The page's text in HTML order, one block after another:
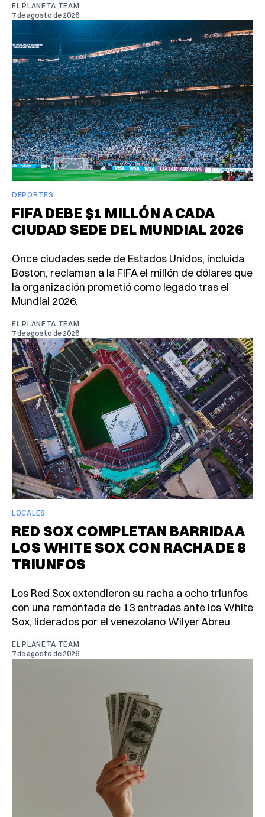
EL PLANETA TEAM
7 de agosto de 2026
DEPORTES
FIFA DEBE $1 MILLÓN A CADA
CIUDAD SEDE DEL MUNDIAL 2026
Once ciudades sede de Estados Unidos, incluida
Boston, reclaman a la FIFA el millón de dólares que
la organización prometió como legado tras el
Mundial 2026.
EL PLANETA TEAM
7 de agosto de 2026
LOCALES
RED SOX COMPLETAN BARRIDA A
LOS WHITE SOX CON RACHA DE 8
TRIUNFOS
Los Red Sox extendieron su racha a ocho triunfos
con una remontada de 13 entradas ante los White
Sox, liderados por el venezolano Wilyer Abreu.
EL PLANETA TEAM
7 de agosto de 2026